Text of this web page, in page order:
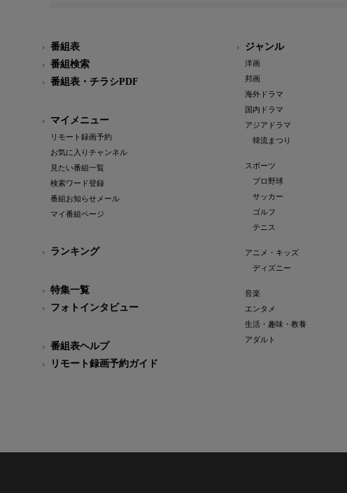
番組表
番組検索
番組表・チラシPDF
マイメニュー
リモート録画予約
お気に入りチャンネル
見たい番組一覧
検索ワード登録
番組お知らせメール
マイ番組ページ
ランキング
特集一覧
フォトインタビュー
番組表ヘルプ
リモート録画予約ガイド
ジャンル
洋画
邦画
海外ドラマ
国内ドラマ
アジアドラマ
韓流まつり
スポーツ
プロ野球
サッカー
ゴルフ
テニス
アニメ・キッズ
ディズニー
音楽
エンタメ
生活・趣味・教養
アダルト